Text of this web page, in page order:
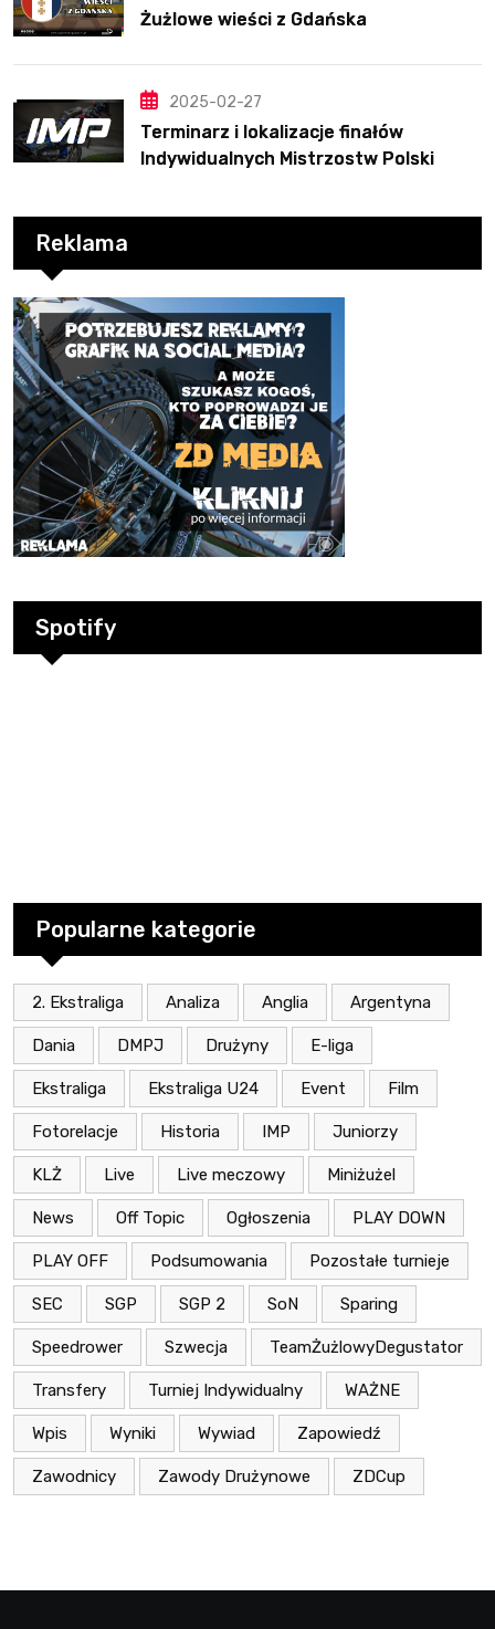
Żużlowe wieści z Gdańska
2025-02-27
Terminarz i lokalizacje finałów
Indywidualnych Mistrzostw Polski
Reklama
Spotify
Popularne kategorie
2. Ekstraliga Analiza Anglia Argentyna
Dania DMPJ Drużyny E-liga
Ekstraliga Ekstraliga U24 Event Film
Fotorelacje Historia IMP Juniorzy
KLŻ Live Live meczowy Miniżużel
News Off Topic Ogłoszenia PLAY DOWN
PLAY OFF Podsumowania Pozostałe turnieje
SEC SGP SGP 2 SoN Sparing
Speedrower Szwecja TeamŻużlowyDegustator
Transfery Turniej Indywidualny WAŻNE
Wpis Wyniki Wywiad Zapowiedź
Zawodnicy Zawody Drużynowe ZDCup